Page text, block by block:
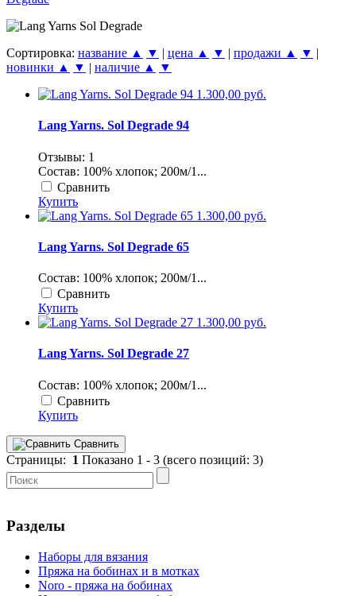
Сортировка: название ▲ ▼ | цена ▲ ▼ | продажи ▲ ▼ |
новинки ▲
▼ | наличие ▲
▼
1.300,00 руб.
Lang Yarns. Sol Degrade 94
Отзывы: 1
Состав: 100% хлопок; 200м/1...
Сравнить
Купить
1.300,00 руб.
Lang Yarns. Sol Degrade 65
Состав: 100% хлопок; 200м/1...
Сравнить
Купить
1.300,00 руб.
Lang Yarns. Sol Degrade 27
Состав: 100% хлопок; 200м/1...
Сравнить
Купить
Сравнить
Страницы: 1 Показано 1 - 3 (всего позиций: 3)
Разделы
Наборы для вязания
Пряжа на бобинах и в мотках
Noro - пряжа на бобинах